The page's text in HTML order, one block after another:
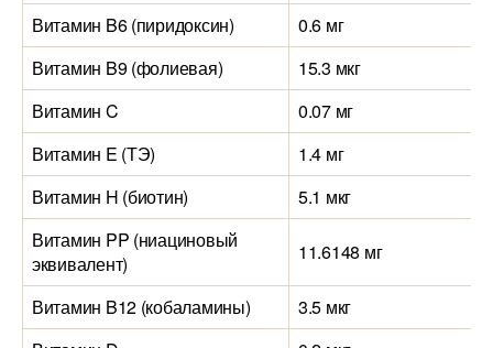
Витамин B6 (пиридоксин)
0.6 мг
Витамин B9 (фолиевая)
15.3 мкг
Витамин C
0.07 мг
Витамин E (ТЭ)
1.4 мг
Витамин H (биотин)
5.1 мкг
Витамин PP (ниациновый
эквивалент)
11.6148 мг
Витамин B12 (кобаламины)
3.5 мкг